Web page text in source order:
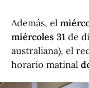
Además, el
miércoles 31 de
australiana), el
horario matinal